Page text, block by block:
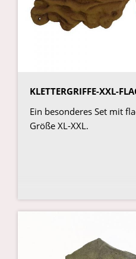
KLETTERGRIFFE-XXL-
Ein besonderes Set mit
Größe XL-XXL.